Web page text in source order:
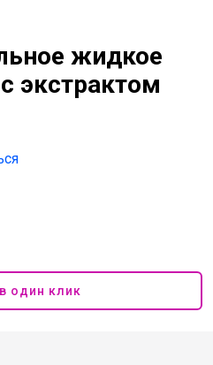
жидкое
экстрактом
один клик